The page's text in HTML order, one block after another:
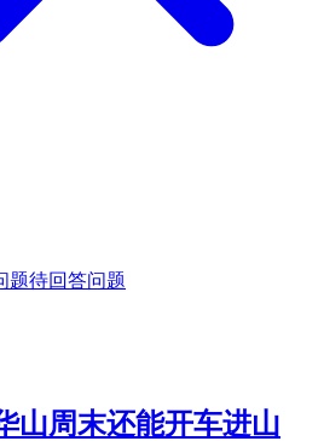
题待回答问题
山周末还能开车进山